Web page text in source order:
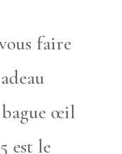
faire
bague œil
est le